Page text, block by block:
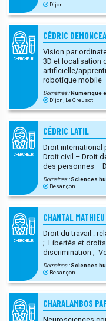
de biomarqueurs
Dijon
CHERCHEUR
CÉDRIC
Vision par ordinateur, Traitement des images,
3D et localisation de
artificielle/apprentissage
robotique mobile
Domaines :Numérique
Dijon, Le Creusot
CHERCHEUR
CÉDRIC LATIL
Droit international
Droit civil – Droit
des personnes –
Domaines :Sciences
Besançon
CHERCHEUR
CHANTAL MATHIEU
Droit du travail :
; Libertés et droits fondamentaux de la personne au travail -
Domaines :Sciences
Besançon
CHARALAMBOS